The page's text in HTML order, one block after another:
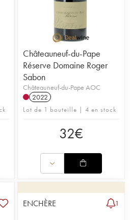
Châteauneuf-du-Pape
Réserve Domaine Roger
Sabon
Châteauneuf-du-Pape AOC
2022
Lot de 1 bouteille | 4 en stock
32€
ENCHÈRE 1